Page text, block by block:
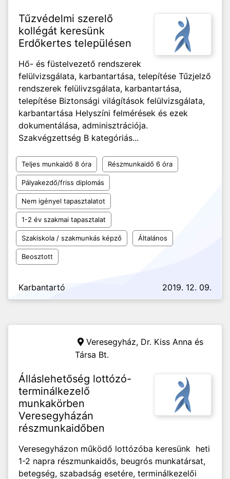
Tűzvédelmi szerelő
kollégát keresünk
Erdőkertes településen
Hő- és füstelvezető rendszerek
felülvizsgálata, karbantartása, telepítése Tűzjelző
rendszerek felülivzsgálata, karbantartása,
telepítése Biztonsági világítások felülvizsgálata,
karbantartása Helyszíni felmérések és ezek
dokumentálása, adminisztrációja.
Szakvégzettség B kategóriás...
Teljes munkaidő 8 óra Részmunkaidő 6 óra
Pályakezdő/friss diplomás
Nem igényel tapasztalatot
1-2 év szakmai tapasztalat
Szakiskola / szakmunkás képző Általános
Beosztott
Karbantartó 2019. 12. 09.
Veresegyház, Dr. Kiss Anna és
Társa Bt.
Álláslehetőség lottózó-
terminálkezelő
munkakörben
Veresegyházán
részmunkaidőben
Veresegyházon működő lottózóba keresünk heti
1-2 napra részmunkaidős, beugrós munkatársat,
betegség, szabadság esetére, terminálkezelői